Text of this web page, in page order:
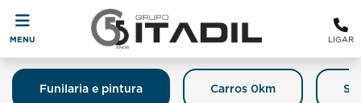
MENU LIGAR
Carros 0km
Funilaria e pintura
Funilaria E Pintura